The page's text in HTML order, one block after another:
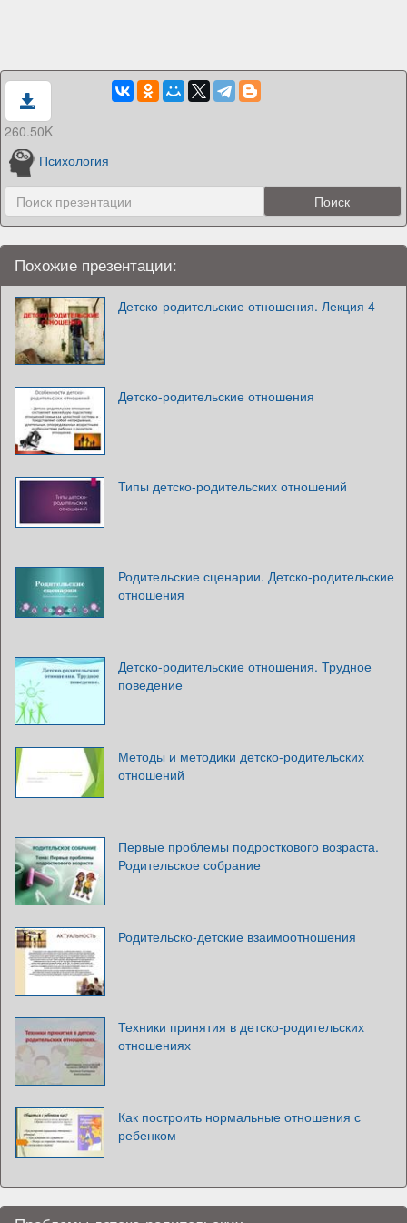
260.50K
Психология
Похожие презентации:
Детско-родительские отношения. Лекция 4
Детско-родительские отношения
Типы детско-родительских отношений
Родительские сценарии. Детско-­родительские
отношения
Детско-родительские отношения. Трудное
поведение
Методы и методики детско-родительских
отношений
Первые проблемы подросткового возраста.
Родительское собрание
Родительско-детские взаимоотношения
Техники принятия в детско-родительских
отношениях
Как построить нормальные отношения с
ребенком